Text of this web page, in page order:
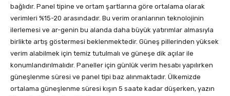
bağlıdır. Panel tipine ve ortam şartlarına göre ortalama olarak
verimleri %15-20 arasındadır. Bu verim oranlarının teknolojinin
ilerlemesi ve ar-genin bu alanda daha büyük yatırımlar almasıyla
birlikte artış göstermesi beklenmektedir. Güneş pillerinden yüksek
verim alabilmek için temiz tutulmalı ve güneşe dik açılar ile
konumlandırılmalıdır. Paneller için günlük verim hesabı yapılırken
güneşlenme süresi ve panel tipi baz alınmaktadır. Ülkemizde
ortalama güneşlenme süresi kışın 5 saate kadar düşerken, yazın